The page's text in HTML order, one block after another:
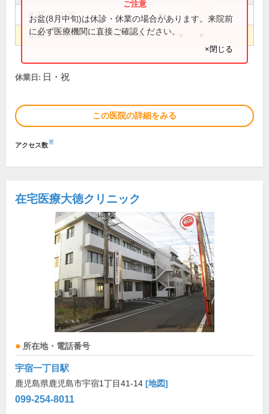
8:45～13:00 ●
8:45～18:00 ● ● ●
お盆(8月中旬)は休診・休業の場合があります。来院前
に必ず医療機関に直接ご確認ください。
×閉じる
休業日: 日・祝
この医院の詳細をみる
アクセス数※
在宅医療大徳クリニック
所在地・電話番号
宇宿一丁目駅
鹿児島県鹿児島市宇宿1丁目41-14 [地図]
099-254-8011